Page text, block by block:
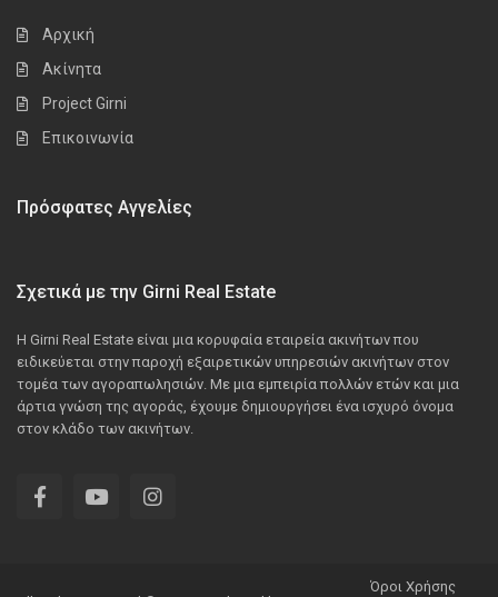
Αρχική
Ακίνητα
Project Girni
Επικοινωνία
Πρόσφατες Αγγελίες
Σχετικά με την Girni Real Estate
Η Girni Real Estate είναι μια κορυφαία εταιρεία ακινήτων που
ειδικεύεται στην παροχή εξαιρετικών υπηρεσιών ακινήτων στον
τομέα των αγοραπωλησιών. Με μια εμπειρία πολλών ετών και μια
άρτια γνώση της αγοράς, έχουμε δημιουργήσει ένα ισχυρό όνομα
στον κλάδο των ακινήτων.
Όροι Χρήσης